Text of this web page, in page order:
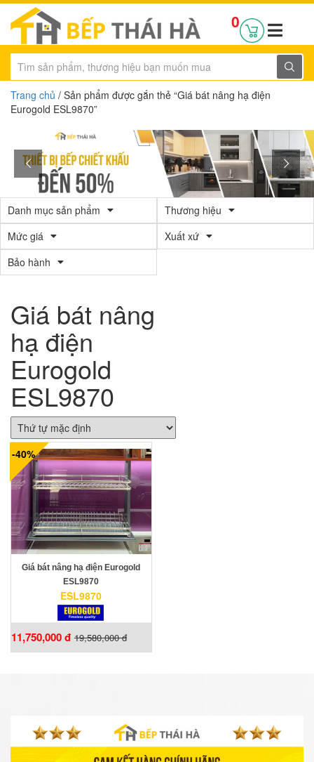
0
Trang chủ / Sản phẩm được gắn thẻ “Giá bát nâng hạ điện
Eurogold ESL9870”
Danh mục sản phẩm
Thương hiệu
Mức giá
Xuất xứ
Bảo hành
Giá bát nâng
hạ điện
Eurogold
ESL9870
-40%
Giá bát nâng hạ điện Eurogold
ESL9870
ESL9870
11,750,000 đ 19,580,000 đ